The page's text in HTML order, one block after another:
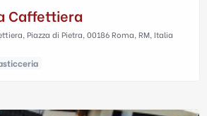
Caffettiera
Piazza di Pietra, 00186 Roma, RM, Italia